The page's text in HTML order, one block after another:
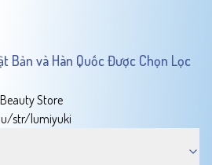
Bản và Hàn Quốc Được Chọn Lọc
Store
str/lumiyuki